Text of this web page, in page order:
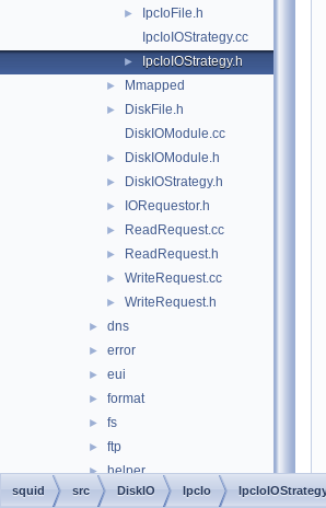
►
IpcIoFile.h
IpcIoIOStrategy.cc
► IpcIoIOStrategy.h
► Mmapped
►
DiskFile.h
DiskIOModule.cc
► DiskIOModule.h
► DiskIOStrategy.h
► IORequestor.h
► ReadRequest.cc
► ReadRequest.h
► WriteRequest.cc
► WriteRequest.h
► dns
► error
► eui
► format
► fs
► ftp
► helper
► html
squid src DiskIO IpcIo